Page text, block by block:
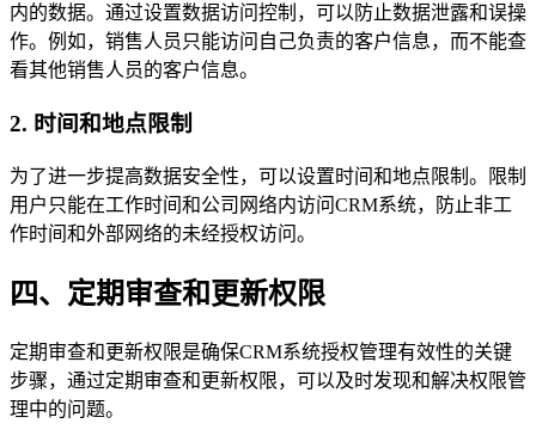
内的数据。通过设置数据访问控制，可以防止数据泄露和误操
作。例如，销售人员只能访问自己负责的客户信息，而不能查
看其他销售人员的客户信息。
2. 时间和地点限制
为了进一步提高数据安全性，可以设置时间和地点限制。限制
用户只能在工作时间和公司网络内访问CRM系统，防止非工
作时间和外部网络的未经授权访问。
四、定期审查和更新权限
定期审查和更新权限是确保CRM系统授权管理有效性的关键
步骤，通过定期审查和更新权限，可以及时发现和解决权限管
理中的问题。